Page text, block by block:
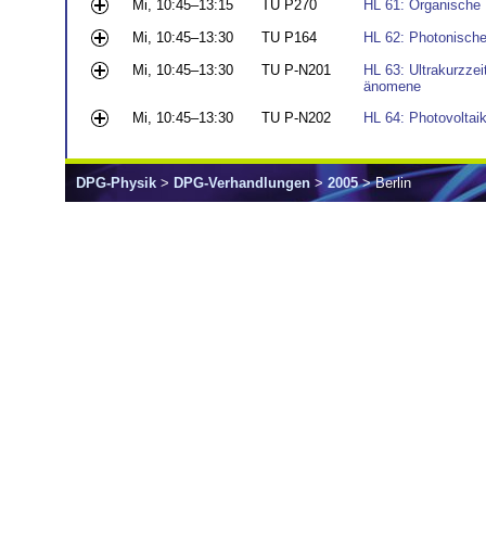
Mi, 10:45–13:15 TU P270
HL 61: Organische
Mi, 10:45–13:30
TU P164
HL 62:
Mi, 10:45–13:30
TU P-N201
HL 63:
änomene
Mi, 10:45–13:30
TU P-N202 HL 64:
DPG-Physik > DPG-Verhandlungen > 2005> Berlin